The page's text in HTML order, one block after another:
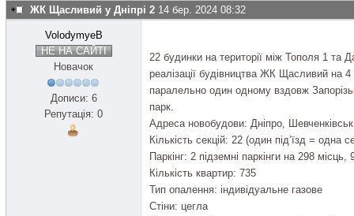
ЖК Щасливий у Дніпрі 2 14 бер. 2024 08:32
VolodymyeB
НЕ НА САЙТІ
Новачок
Дописи: 6
Репутація: 0
22 будинки на території між Тополя 1 та
реалізації будівництва ЖК Щасливий на
паралельно один одному вздовж
парк.
Адреса новобудови: Дніпро,
Кількість секцій: 22 (один під’їзд = одна
Паркінг: 2 підземні паркінги на 298
Кількість квартир: 735
Тип опалення: індивідуальне газове
Стіни: цегла